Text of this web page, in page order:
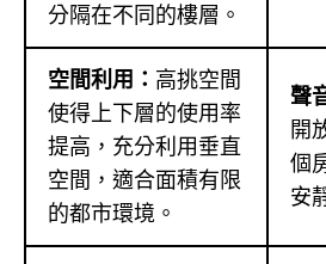
分隔在不同的樓層。
空間利用： 高挑空間
使得上下層的使用率
提高，充分利用垂直
空間，適合面積有限
的都市環境。
聲
開
個
安